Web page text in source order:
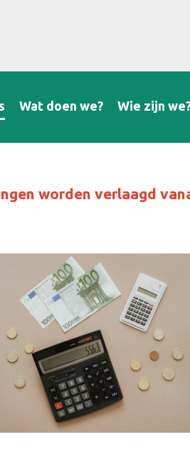
Wat doen we? Wie zijn
worden verlaagd